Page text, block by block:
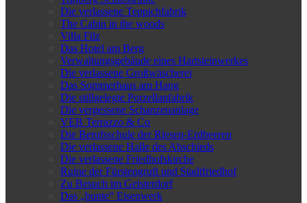
Die verlassene Teppichfabrik
The Cabin in the woods
Villa Filz
Das Hotel am Berg
Verwaltungsgebäude eines Hartsteinwerkes
Die verlassene Großwäscherei
Das Sommerhaus am Hang
Die stillgelegte Porzellanfabrik
Die vergessene Schanzenanlage
VEB Terrazzo & Co
Die Berufsschule der Riesen-Erdbeeren
Die verlassene Halle des Abschieds
Die verlassene Friedhofskirche
Ruine der Fürstengruft und Stadtfriedhof
Zu Besuch im Geisterdorf
Das „bunte“ Eisenwerk